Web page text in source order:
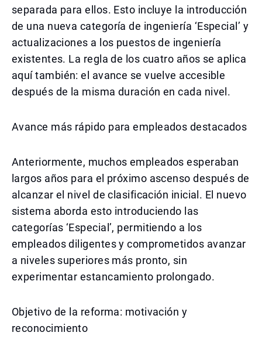
separada para ellos. Esto incluye la introducción
de una nueva categoría de ingeniería ‘Especial’ y
actualizaciones a los puestos de ingeniería
existentes. La regla de los cuatro años se aplica
aquí también: el avance se vuelve accesible
después de la misma duración en cada nivel.
Avance más rápido para empleados destacados
Anteriormente, muchos empleados esperaban
largos años para el próximo ascenso después de
alcanzar el nivel de clasificación inicial. El nuevo
sistema aborda esto introduciendo las
categorías ‘Especial’, permitiendo a los
empleados diligentes y comprometidos avanzar
a niveles superiores más pronto, sin
experimentar estancamiento prolongado.
Objetivo de la reforma: motivación y
reconocimiento